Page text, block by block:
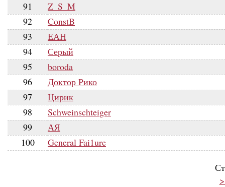
91
Z_S_M
92
ConstB
93
ЕАН
94
Серый
95
boroda
96
Доктор Рико
97
Цирик
98
Schweinschteiger
99
АЯ
100
General Fai1ure